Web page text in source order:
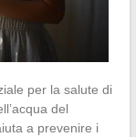
per la salute di
del
a prevenire i